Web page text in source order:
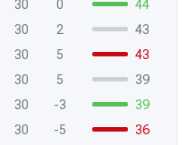
30 0
44
30 2
43
30 5
43
30 5
39
30 -3
39
30 -5
36